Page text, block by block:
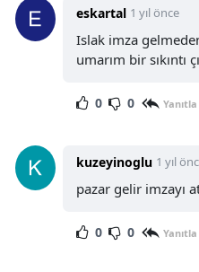
eskartal 1 yıl önce
Islak imza
umarım bir sıkıntı
0 0 Yanıtla
kuzeyinoglu 1 yıl
pazar gelir imzayı
0 0 Yanıtla